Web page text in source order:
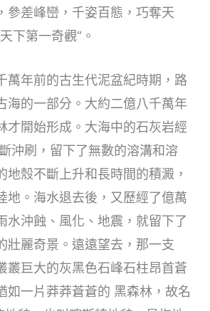
參差峰巒，千姿百態，巧奪天
下第一奇觀”。
萬年前的古生代泥盆紀時期，路
海的一部分。大約二億八千萬年
才開始形成。大海中的石灰岩經
沖刷，留下了無數的溶溝和溶
地殼不斷上升和長時間的積澱，
地。海水退去後，又歷經了億萬
水沖蝕、風化、地震，就留下了
壯麗奇景。遠遠望去，那一支
叢巨大的灰黑色石峰石柱昂首蒼
如一片莽莽蒼蒼的 黑森林，故名